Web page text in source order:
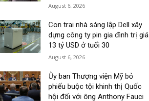
August 6, 2026
Con trai nhà sáng lập Dell xây
dựng công ty pin gia đình trị giá
13 tỷ USD ở tuổi 30
August 6, 2026
Ủy ban Thượng viện Mỹ bỏ
phiếu buộc tội khinh thị Quốc
hội đối với ông Anthony Fauci